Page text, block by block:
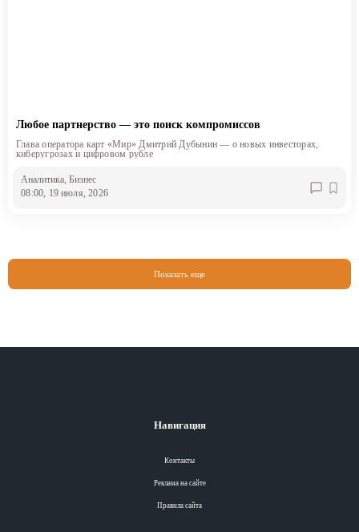
Любое партнерство — это поиск компромиссов
Глава оператора карт «Мир» Дмитрий Дубынин — о новых инвесторах,
киберугрозах и цифровом рубле
Аналитика , Бизнес
08:00, 19 июля, 2026
Показать еще
Навигация
Контакты
Реклама на сайте
Правила сайта